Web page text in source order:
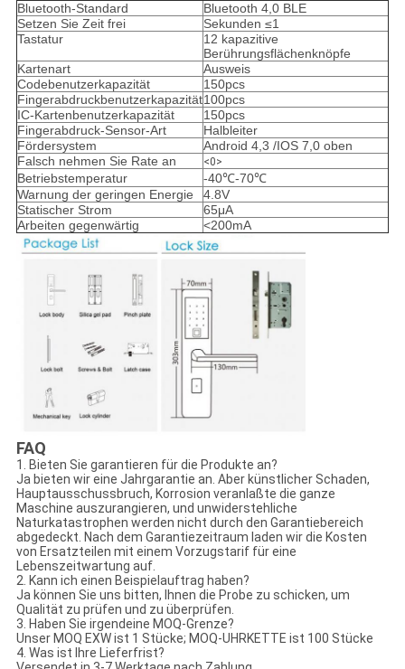
Bluetooth-Standard
Bluetooth 4,0 BLE
Setzen Sie Zeit frei
Sekunden ≤1
Tastatur
12 kapazitive
Berührungsflächenknöpfe
Kartenart
Ausweis
Codebenutzerkapazität
150pcs
Fingerabdruckbenutzerkapazität100pcs
IC-Kartenbenutzerkapazität
150pcs
Fingerabdruck-Sensor-Art
Halbleiter
Fördersystem
Android 4,3 /IOS 7,0 oben
Falsch nehmen Sie Rate an
<0>
Betriebstemperatur
-40℃-70℃
Warnung der geringen Energie
4.8V
Statischer Strom
65μA
Arbeiten gegenwärtig
<200mA
FAQ
1. Bieten Sie garantieren für die Produkte an?
Ja bieten wir eine Jahrgarantie an. Aber künstlicher Schaden,
Hauptausschussbruch, Korrosion veranlaßte die ganze
Maschine auszurangieren, und unwiderstehliche
Naturkatastrophen werden nicht durch den Garantiebereich
abgedeckt. Nach dem Garantiezeitraum laden wir die Kosten
von Ersatzteilen mit einem Vorzugstarif für eine
Lebenszeitwartung auf.
2. Kann ich einen Beispielauftrag haben?
Ja können Sie uns bitten, Ihnen die Probe zu schicken, um
Qualität zu prüfen und zu überprüfen.
3. Haben Sie irgendeine MOQ-Grenze?
Unser MOQ EXW ist 1 Stücke; MOQ-UHRKETTE ist 100 Stücke
4. Was ist Ihre Lieferfrist?